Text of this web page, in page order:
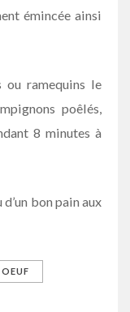
émincée ainsi
ou ramequins le
poêlés,
8 minutes à
bon pain aux
OEUF